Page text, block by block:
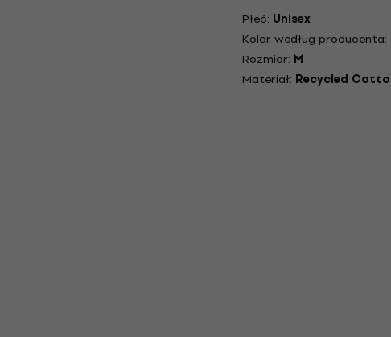
Płeć: Unisex
Kolor według producenta:
Rozmiar: M
Materiał: Recycled